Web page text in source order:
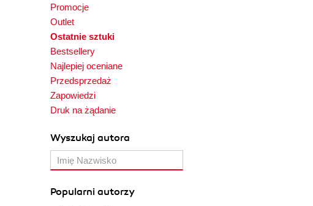
Promocje
Outlet
Ostatnie sztuki
Bestsellery
Najlepiej oceniane
Przedsprzedaż
Zapowiedzi
Druk na żądanie
Wyszukaj autora
Popularni autorzy